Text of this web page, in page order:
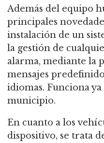
Además del equipo
principales
instalación de un
la gestión de
alarma, mediante la
mensajes
idiomas. Funciona ya
municipio.
En cuanto a los
dispositivo, se trata